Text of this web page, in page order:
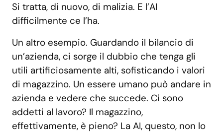
Si tratta, di nuovo, di malizia. E l’AI
difficilmente ce l’ha.
Un altro esempio. Guardando il bilancio di
un’azienda, ci sorge il dubbio che tenga gli
utili artificiosamente alti, sofisticando i valori
di magazzino. Un essere umano può andare in
azienda e vedere che succede. Ci sono
addetti al lavoro? Il magazzino,
effettivamente, è pieno? La AI, questo, non lo